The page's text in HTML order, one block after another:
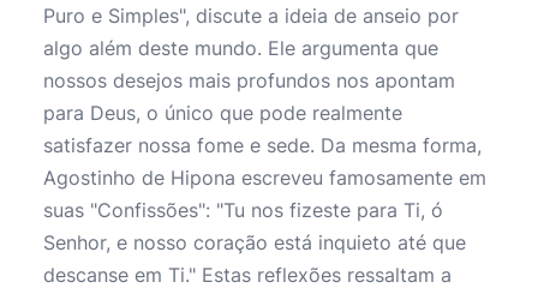
Puro e Simples", discute a ideia de anseio por
algo além deste mundo. Ele argumenta que
nossos desejos mais profundos nos apontam
para Deus, o único que pode realmente
satisfazer nossa fome e sede. Da mesma forma,
Agostinho de Hipona escreveu famosamente em
suas "Confissões": "Tu nos fizeste para Ti, ó
Senhor, e nosso coração está inquieto até que
descanse em Ti." Estas reflexões ressaltam a